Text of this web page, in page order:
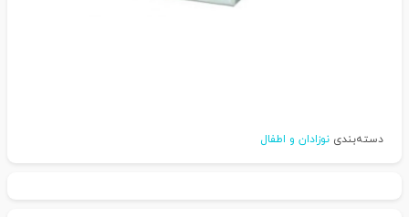
دسته‌بندی نوزادان و اطفال